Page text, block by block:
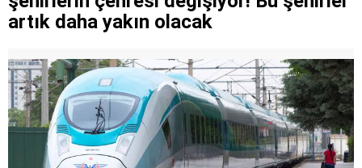
artık daha yakın olacak